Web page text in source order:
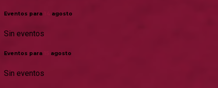
Eventos para agosto
Sin eventos
Eventos para agosto
Sin eventos